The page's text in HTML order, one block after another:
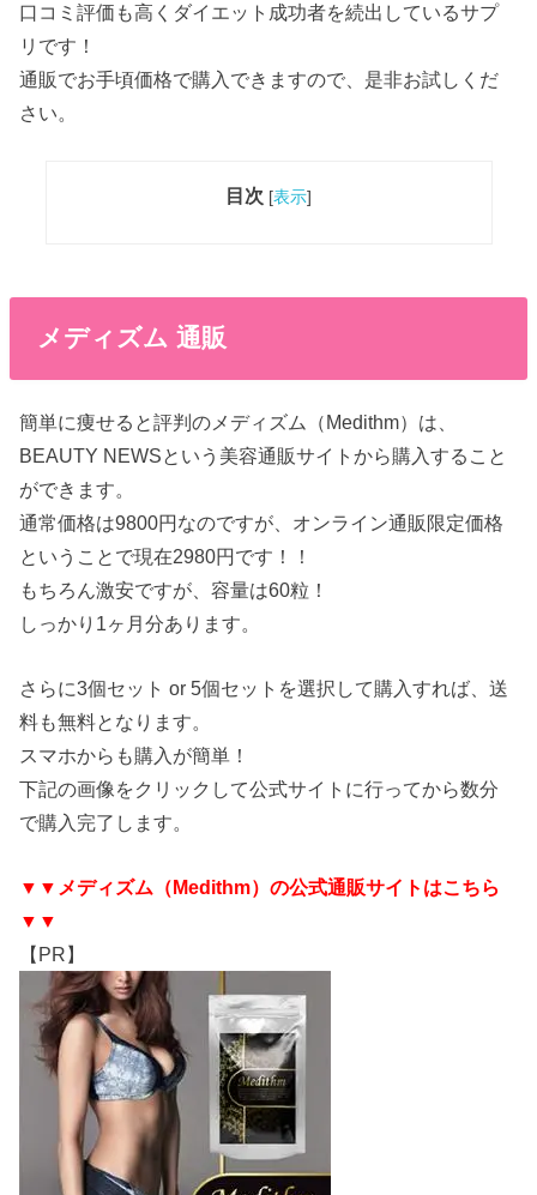
口コミ評価も高くダイエット成功者を続出しているサプ
リです！
通販でお手頃価格で購入できますので、是非お試しくだ
さい。
目次 [表示]
メディズム 通販
簡単に痩せると評判のメディズム（Medithm）は、
BEAUTY NEWSという美容通販サイトから購入すること
ができます。
通常価格は9800円なのですが、オンライン通販限定価格
ということで現在2980円です！！
もちろん激安ですが、容量は60粒！
しっかり1ヶ月分あります。
さらに3個セット or 5個セットを選択して購入すれば、送
料も無料となります。
スマホからも購入が簡単！
下記の画像をクリックして公式サイトに行ってから数分
で購入完了します。
▼▼メディズム（Medithm）の公式通販サイトはこちら
▼▼
【PR】